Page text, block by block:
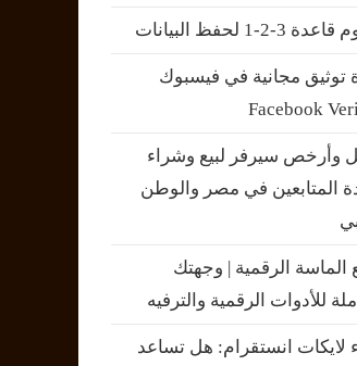
3-2-1 لحفظ البيانات
توثيق مجانية في فيسبوك
Facebook
وأرخص سيرفر لبيع وشراء
المتابعين في مصر والوطن
الماسة الرقمية | وجهتك
للأدوات الرقمية والترفيه
لايكات انستقرام: هل تساعد